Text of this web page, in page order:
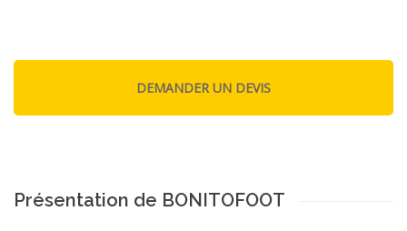
Présentation de BONITOFOOT